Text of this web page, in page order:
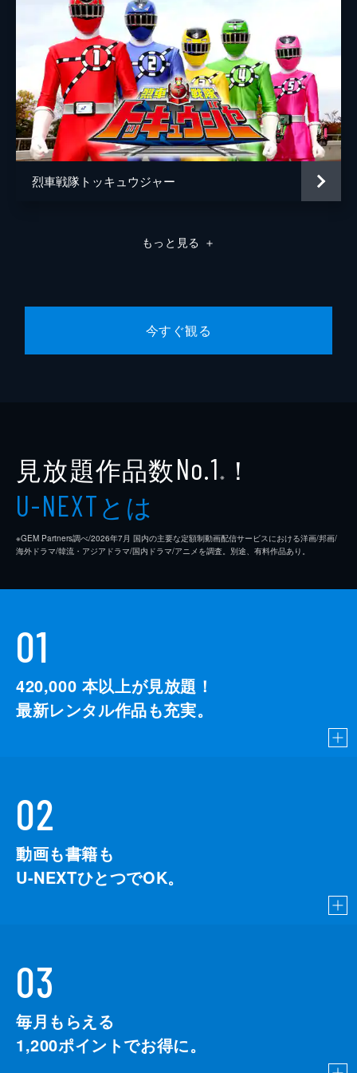
烈車戦隊トッキュウジャー
もっと見る ＋
今すぐ観る
見放題作品数No.1 ※ ！
U-NEXTとは
※GEM Partners調べ/2026年7⽉ 国内の主要な定額制動画配信サービスにおける洋画/邦画/
海外ドラマ/韓流・アジアドラマ/国内ドラマ/アニメを調査。別途、有料作品あり。
01
420,000 本以上が見放題！
最新レンタル作品も充実。
02
動画も書籍も
U-NEXTひとつでOK。
03
毎月もらえる
1,200ポイントでお得に。